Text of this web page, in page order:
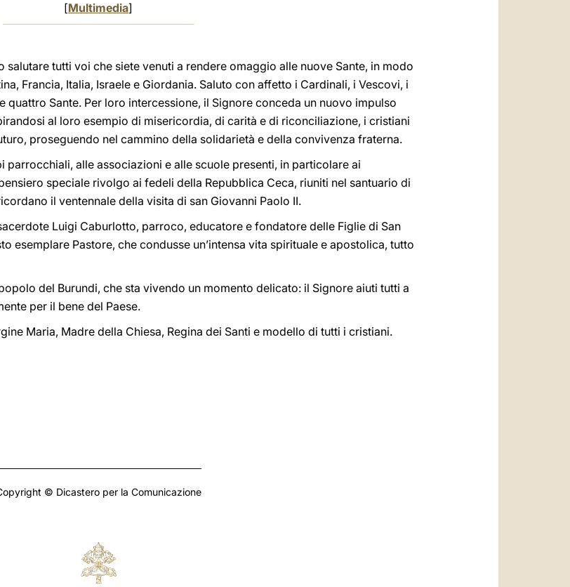
[Multimedia]
salutare tutti voi che siete venuti a rendere omaggio alle nuove Sante, in modo
Francia, Italia, Israele e Giordania. Saluto con affetto i Cardinali, i Vescovi, i
Sante. Per loro intercessione, il Signore conceda un nuovo impulso
al loro esempio di misericordia, di carità e di riconciliazione, i cristiani
proseguendo nel cammino della solidarietà e della convivenza fraterna.
parrocchiali, alle associazioni e alle scuole presenti, in particolare ai
speciale rivolgo ai fedeli della Repubblica Ceca, riuniti nel santuario di
il ventennale della visita di san Giovanni Paolo II.
Luigi Caburlotto, parroco, educatore e fondatore delle Figlie di San
esemplare Pastore, che condusse un’intensa vita spirituale e apostolica, tutto
del Burundi, che sta vivendo un momento delicato: il Signore aiuti tutti a
per il bene del Paese.
Maria, Madre della Chiesa, Regina dei Santi e modello di tutti i cristiani.
© Dicastero per la Comunicazione